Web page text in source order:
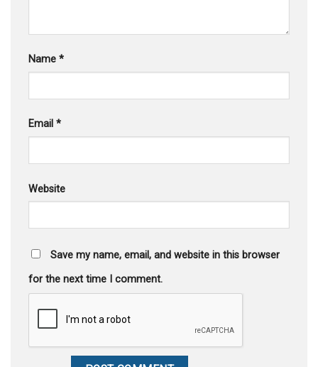
Name *
Email *
Website
Save my name, email, and website in this browser
for the next time I comment.